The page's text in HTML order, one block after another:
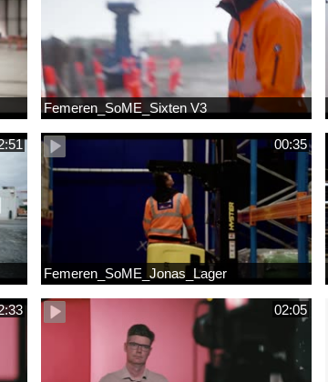
Femeren_SoME_Sixten V3
00:35
Femeren_SoME_Jonas_Lager
02:05